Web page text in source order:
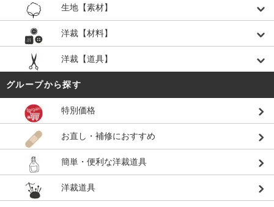
生地【素材】
洋裁【材料】
洋裁【道具】
グループから探す
特別価格
お直し・補修におすすめ
簡単・便利な洋裁道具
洋裁道具